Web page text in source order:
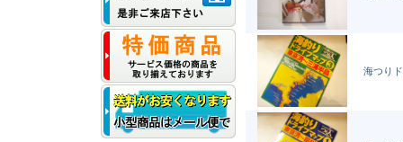
海つり